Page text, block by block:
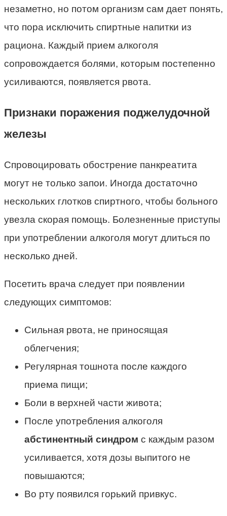
незаметно, но потом организм сам дает понять,
что пора исключить спиртные напитки из
рациона. Каждый прием алкоголя
сопровождается болями, которым постепенно
усиливаются, появляется рвота.
Признаки поражения поджелудочной
железы
Спровоцировать обострение панкреатита
могут не только запои. Иногда достаточно
нескольких глотков спиртного, чтобы больного
увезла скорая помощь. Болезненные приступы
при употреблении алкоголя могут длиться по
несколько дней.
Посетить врача следует при появлении
следующих симптомов:
Сильная рвота, не приносящая
облегчения;
Регулярная тошнота после каждого
приема пищи;
Боли в верхней части живота;
После употребления алкоголя
абстинентный синдром с каждым разом
усиливается, хотя дозы выпитого не
повышаются;
Во рту появился горький привкус.